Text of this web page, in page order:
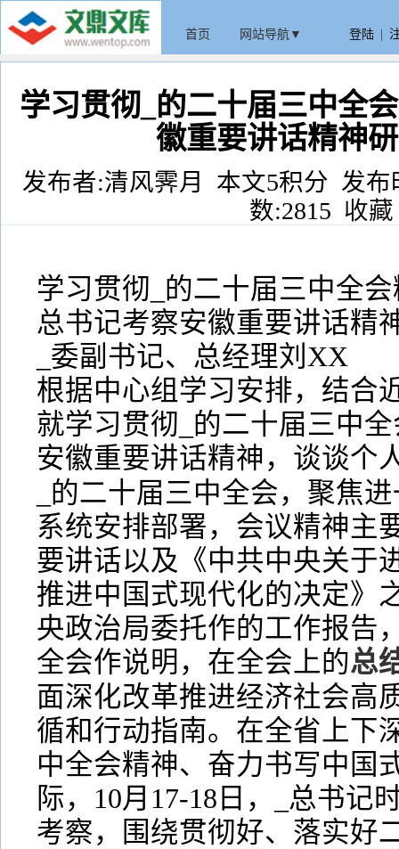
首页 网站导航▼ 登陆
学习贯彻_的二十届三中全
徽重要讲话精神
发布者:清风霁月 本文5积分 发布
数:2815 收藏
学习贯彻_的二十届三中全
总书记考察安徽重要讲话精
_委副书记、总经理刘XX
根据中心组学习安排，结合
就学习贯彻_的二十届三中
安徽重要讲话精神，谈谈个
_的二十届三中全会，聚焦
系统安排部署，会议精神主
要讲话以及《中共中央关于
推进中国式现代化的决定》
央政治局委托作的工作报告
全会作说明，在全会上的总
面深化改革推进经济社会高
循和行动指南。在全省上下
中全会精神、奋力书写中国
际，10月17-18日，_总书记
考察，围绕贯彻好、落实好